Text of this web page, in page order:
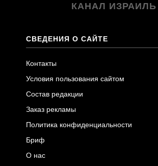
КАНАЛ ИЗРАИЛЬ
СВЕДЕНИЯ О САЙТЕ
Контакты
Условия пользования сайтом
Состав редакции
Заказ рекламы
Политика конфиденциальности
Бриф
О нас